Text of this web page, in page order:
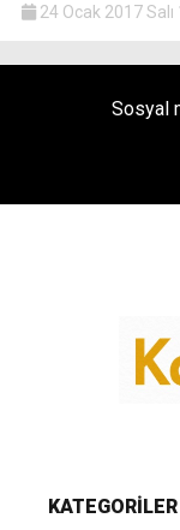
24 Ocak 2017 Salı
Sosyal
KATEGORİLER